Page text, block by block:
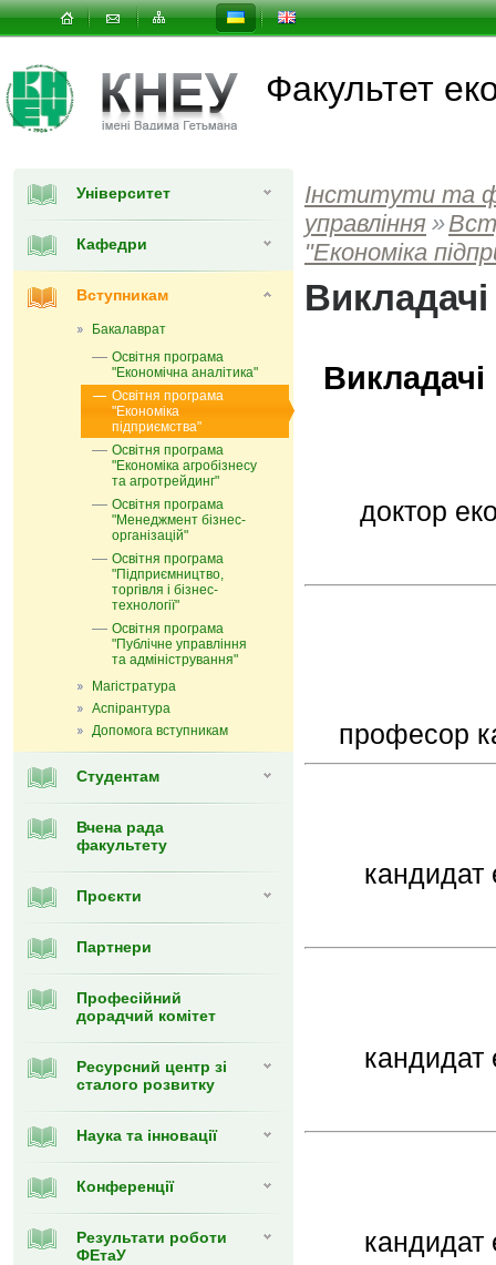
Факультет
Університет
Кафедри
Вступникам
Бакалаврат
Освітня програма
"Економічна аналітика"
Освітня програма
"Економіка
підприємства"
Освітня програма
"Економіка агробізнесу
та агротрейдинг"
Освітня програма
"Менеджмент бізнес-
організацій"
Освітня програма
"Підприємництво,
торгівля і бізнес-
технології"
Освітня програма
"Публічне управління
та адміністрування"
Магістратура
Аспірантура
Допомога вступникам
Студентам
Вчена рада
факультету
Проєкти
Партнери
Професійний
дорадчий комітет
Ресурсний центр зі
сталого розвитку
Наука та інновації
Конференції
Результати роботи
ФЕтаУ
Інститути та
управлiння »
"Економіка
доктор
професор
кандидат
кандидат
кандидат